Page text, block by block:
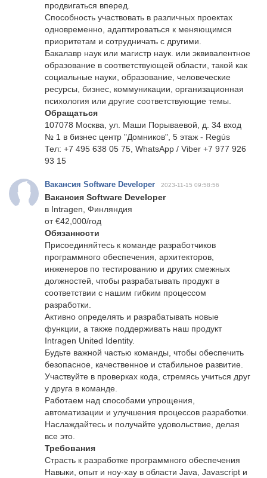
продвигаться вперед.
Способность участвовать в различных проектах
одновременно, адаптироваться к меняющимся
приоритетам и сотрудничать с другими.
Бакалавр наук или магистр наук. или эквивалентное
образование в соответствующей области, такой как
социальные науки, образование, человеческие
ресурсы, бизнес, коммуникации, организационная
психология или другие соответствующие темы.
Обращаться
107078 Москва, ул. Маши Порываевой, д. 34 вход
№ 1 в бизнес центр "Домников", 5 этаж - Regús
Тел: +7 495 638 05 75, WhatsApp / Viber +7 977 926
93 15
Вакансия Software Developer 2023-11-15 09:58:56
Вакансия Software Developer
в Intragen, Финляндия
от €42,000/год
Обязанности
Присоединяйтесь к команде разработчиков
программного обеспечения, архитекторов,
инженеров по тестированию и других смежных
должностей, чтобы разрабатывать продукт в
соответствии с нашим гибким процессом
разработки.
Активно определять и разрабатывать новые
функции, а также поддерживать наш продукт
Intragen United Identity.
Будьте важной частью команды, чтобы обеспечить
безопасное, качественное и стабильное развитие.
Участвуйте в проверках кода, стремясь учиться друг
у друга в команде.
Работаем над способами упрощения,
автоматизации и улучшения процессов разработки.
Наслаждайтесь и получайте удовольствие, делая
все это.
Требования
Страсть к разработке программного обеспечения
Навыки, опыт и ноу-хау в области Java, Javascript и